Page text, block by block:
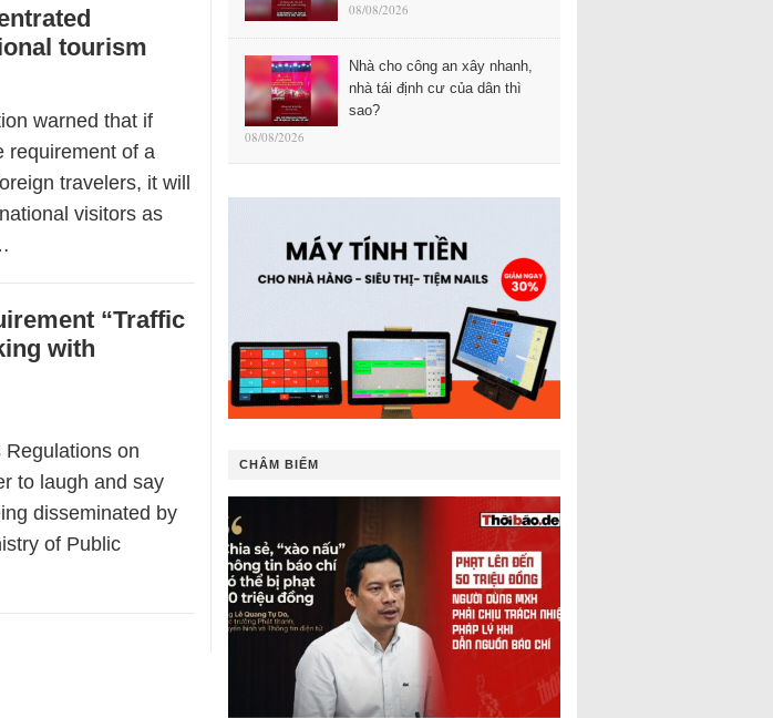
tourism
warned that if
requirement of a
travelers, it will
visitors as
“Traffic
with
on
to laugh and say
disseminated by
of Public
08/08/2026
Nhà cho công an xây nhanh,
nhà tái định cư của dân thì
sao?
08/08/2026
CHÂM BIẾM